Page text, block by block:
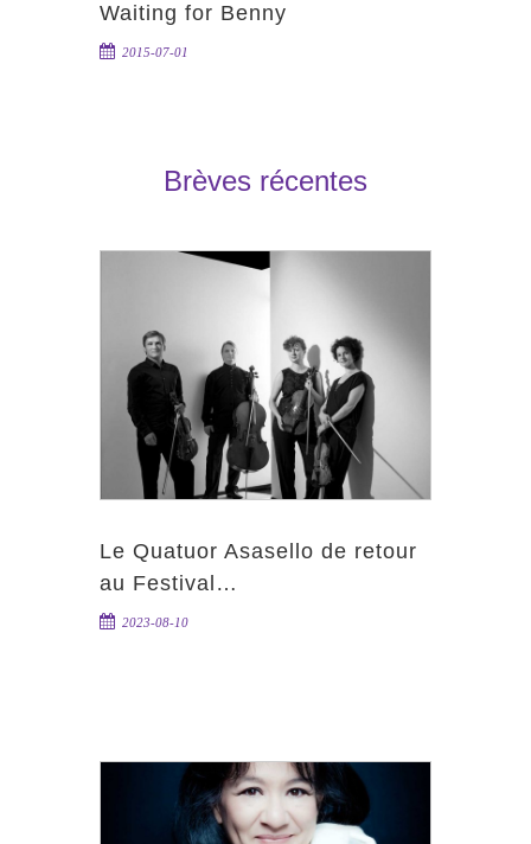
Waiting for Benny
2015-07-01
Brèves récentes
Le Quatuor Asasello de retour
au Festival…
2023-08-10